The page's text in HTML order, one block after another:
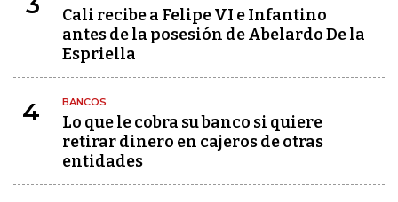
Cali recibe a Felipe VI e Infantino
antes de la posesión de Abelardo De la
Espriella
4 BANCOS
Lo que le cobra su banco si quiere
retirar dinero en cajeros de otras
entidades